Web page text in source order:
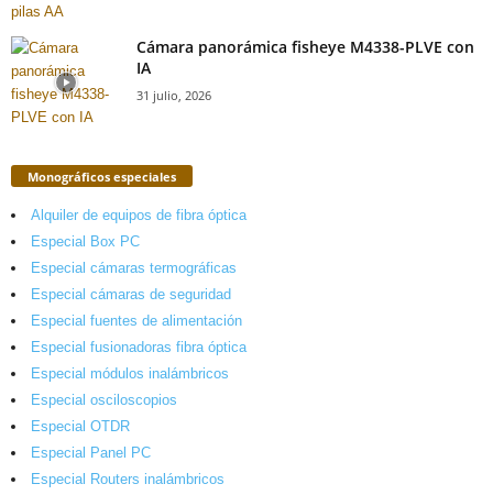
Cámara panorámica fisheye M4338-PLVE con
IA
31 julio, 2026
Monográficos especiales
Alquiler de equipos de fibra óptica
Especial Box PC
Especial cámaras termográficas
Especial cámaras de seguridad
Especial fuentes de alimentación
Especial fusionadoras fibra óptica
Especial módulos inalámbricos
Especial osciloscopios
Especial OTDR
Especial Panel PC
Especial Routers inalámbricos